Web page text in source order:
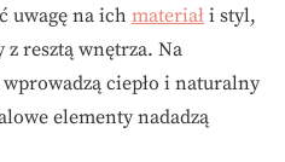
uwagę na ich materiał i styl,
z resztą wnętrza. Na
ciepło i naturalny
elementy nadadzą